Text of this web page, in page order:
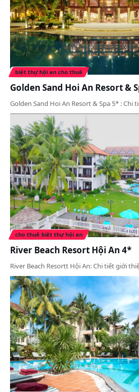
biệt thự hội an cho thuê
Golden Sand Hoi An Resort &
Golden Sand Hoi An Resort & Spa 5* : Chi
cho thuê biệt thự hội an
River Beach Resort Hội An 4*
River Beach Resortt Hội An: Chi tiết giới